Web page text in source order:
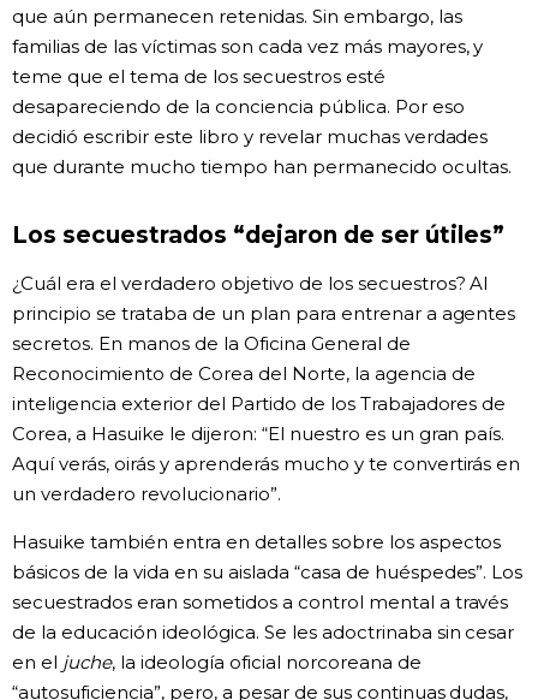
que aún permanecen retenidas. Sin embargo, las
familias de las víctimas son cada vez más mayores, y
teme que el tema de los secuestros esté
desapareciendo de la conciencia pública. Por eso
decidió escribir este libro y revelar muchas verdades
que durante mucho tiempo han permanecido ocultas.
Los secuestrados “dejaron de ser útiles”
¿Cuál era el verdadero objetivo de los secuestros? Al
principio se trataba de un plan para entrenar a agentes
secretos. En manos de la Oficina General de
Reconocimiento de Corea del Norte, la agencia de
inteligencia exterior del Partido de los Trabajadores de
Corea, a Hasuike le dijeron: “El nuestro es un gran país.
Aquí verás, oirás y aprenderás mucho y te convertirás en
un verdadero revolucionario”.
Hasuike también entra en detalles sobre los aspectos
básicos de la vida en su aislada “casa de huéspedes”. Los
secuestrados eran sometidos a control mental a través
de la educación ideológica. Se les adoctrinaba sin cesar
en el juche, la ideología oficial norcoreana de
“autosuficiencia”, pero, a pesar de sus continuas dudas,